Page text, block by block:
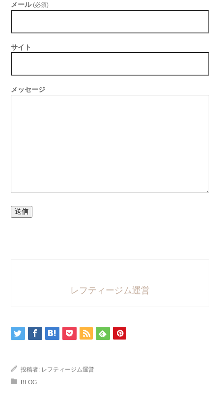
メール (必須)
サイト
メッセージ
送信
レフティージム運営
投稿者: レフティージム運営
BLOG